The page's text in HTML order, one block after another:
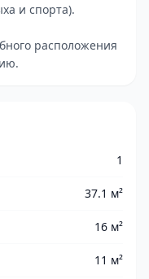
и спорта).
расположения
1
37.1 м²
16 м²
11 м²